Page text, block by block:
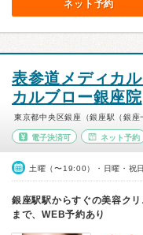
ネット予約
表参道メディカ
カルブロー銀座院
東京都中央区銀座（銀座駅（銀座
電子決済可 ネット予約
土曜（〜19:00）・日曜・祝日
銀座駅駅からすぐの美容ク
まで、WEB予約あり